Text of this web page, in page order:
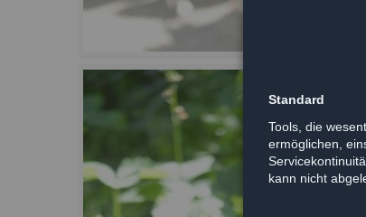
Standard
Tools, die
ermöglichen,
kann nicht